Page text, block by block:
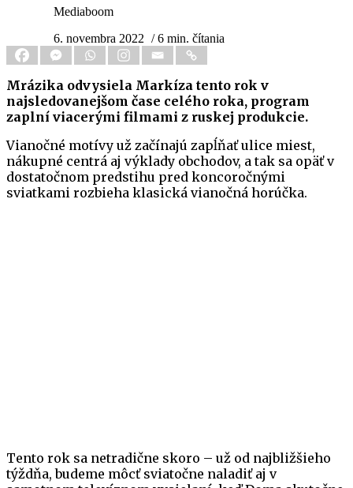
Mediaboom
6. novembra 2022 / 6 min. čítania
Mrázika odvysiela Markíza tento rok v
najsledovanejšom čase celého roka, program
zaplní viacerými filmami z ruskej produkcie.
Vianočné motívy už začínajú zapĺňať ulice miest,
nákupné centrá aj výklady obchodov, a tak sa opäť v
dostatočnom predstihu pred koncoročnými
sviatkami rozbieha klasická vianočná horúčka.
Tento rok sa netradične skoro – už od najbližšieho
týždňa, budeme môcť sviatočne naladiť aj v